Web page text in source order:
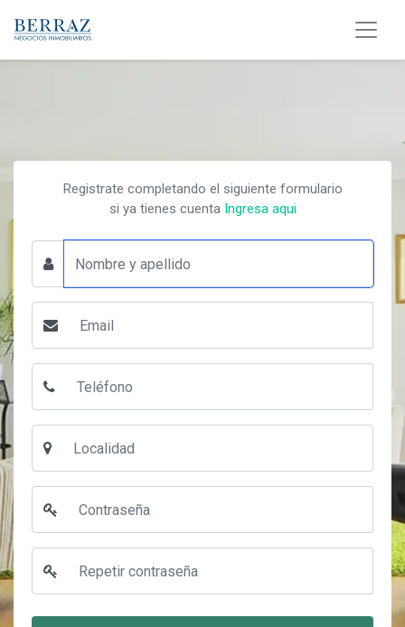
Registrate completando el siguiente formulario
si ya tienes cuenta Ingresa aqui